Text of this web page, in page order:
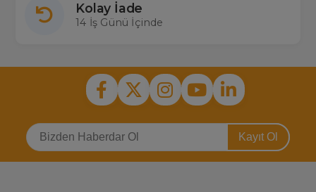
Kolay İade
14 İş Günü İçinde
Kayıt Ol